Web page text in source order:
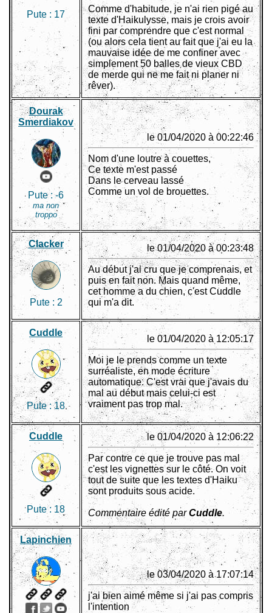
Pute : 17
Comme d'habitude, je n'ai rien pigé au
texte d'Haikulysse, mais je crois avoir
fini par comprendre que c'est normal
(ou alors cela tient au fait que j'ai eu la
mauvaise idée de me confiner avec
simplement 50 balles de vieux CBD
de merde qui ne me fait ni planer ni
rêver).
Dourak
Smerdiakov
Pute :-6
ma non
troppo
le 01/04/2020 à 00:22:46
Nom d'une loutre à couettes,
Ce texte m'est passé
Dans le cerveau lassé
Comme un vol de brouettes.
Clacker
Pute : 2
le 01/04/2020 à 00:23:48
Au début j'ai cru que je comprenais, et
puis en fait non. Mais quand même,
cet homme a du chien, c'est Cuddle
qui m'a dit.
Cuddle
Pute :18
le 01/04/2020 à 12:05:17
Moi je le prends comme un texte
surréaliste, en mode écriture
automatique. C'est vrai que j'avais du
mal au début mais celui-ci est
vraiment pas trop mal.
Cuddle
Pute : 18
le 01/04/2020 à 12:06:22
Par contre ce que je trouve pas mal
c'est les vignettes sur le côté. On voit
tout de suite que les textes d'Haiku
sont produits sous acide.
Commentaire édité parCuddle.
Lapinchien
le 03/04/2020 à 17:07:14
j'ai bien aimé même si j'ai pas compris
l'intention